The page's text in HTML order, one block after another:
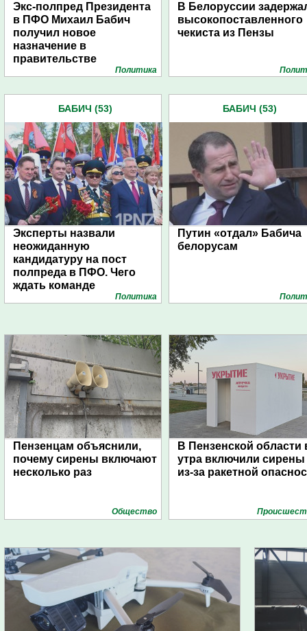
Экс-полпред Президента
в ПФО Михаил Бабич
получил новое
назначение в
правительстве
Политика
В Белоруссии
высокопоставленного
чекиста из Пензы
БАБИЧ (53)
Эксперты назвали
неожиданную
кандидатуру на пост
полпреда в ПФО. Чего
ждать команде
Политика
БАБИЧ (53)
Путин «отдал» Бабича
белорусам
Пензенцам объяснили,
почему сирены включают
несколько раз
Общество
В Пензенской области
утра включили сирены
из-за ракетной